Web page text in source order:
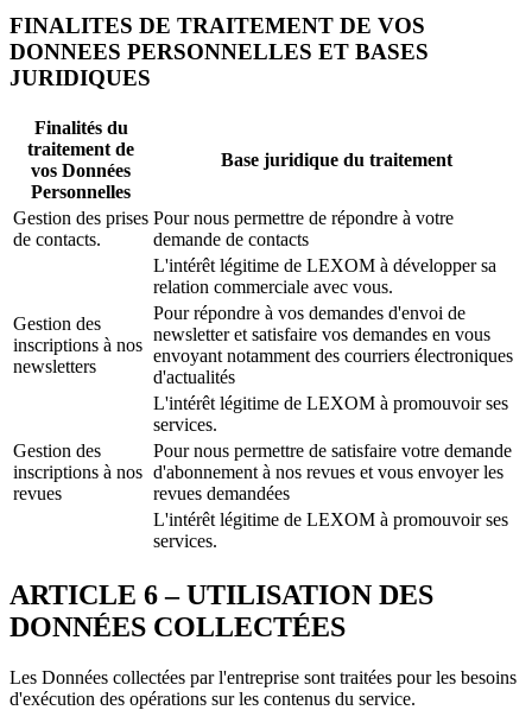
FINALITES DE TRAITEMENT DE VOS
DONNEES PERSONNELLES ET BASES
JURIDIQUES
Finalités du
traitement de
vos Données
Personnelles
Base juridique du traitement
Gestion des prises
de contacts​.
Pour nous permettre de répondre à votre
demande de contacts
L'intérêt légitime de LEXOM à développer sa
relation commerciale avec vous​.
Gestion des
inscriptions à nos
newsletters
Pour répondre à vos demandes d'envoi de
newsletter et satisfaire vos demandes en vous
envoyant notamment des courriers électroniques
d'actualités​
L'intérêt légitime de LEXOM à promouvoir ses
services.
Gestion des
inscriptions à nos
revues
Pour nous permettre de satisfaire votre demande
d'abonnement à nos revues et vous envoyer les
revues demandées
L'intérêt légitime de LEXOM à promouvoir ses
services.​
ARTICLE 6 – UTILISATION DES
DONNÉES COLLECTÉES
Les Données collectées par l'entreprise sont traitées pour les besoins
d'exécution des opérations sur les contenus du service.